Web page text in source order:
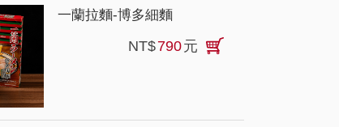
一蘭拉麵-博多細麵
NT$790元